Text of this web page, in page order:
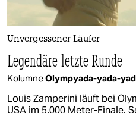
Unvergessener Läufer
Legendäre letzte Runde
KolumneOlympyada-yada-
Louis Zamperini läuft bei
USA im 5.000 Meter-Finale.